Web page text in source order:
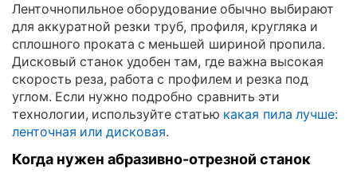
Ленточнопильное оборудование обычно выбирают
для аккуратной резки труб, профиля, кругляка и
сплошного проката с меньшей шириной пропила.
Дисковый станок удобен там, где важна высокая
скорость реза, работа с профилем и резка под
углом. Если нужно подробно сравнить эти
технологии, используйте статью какая пила лучше:
ленточная или дисковая.
Когда нужен абразивно-отрезной станок